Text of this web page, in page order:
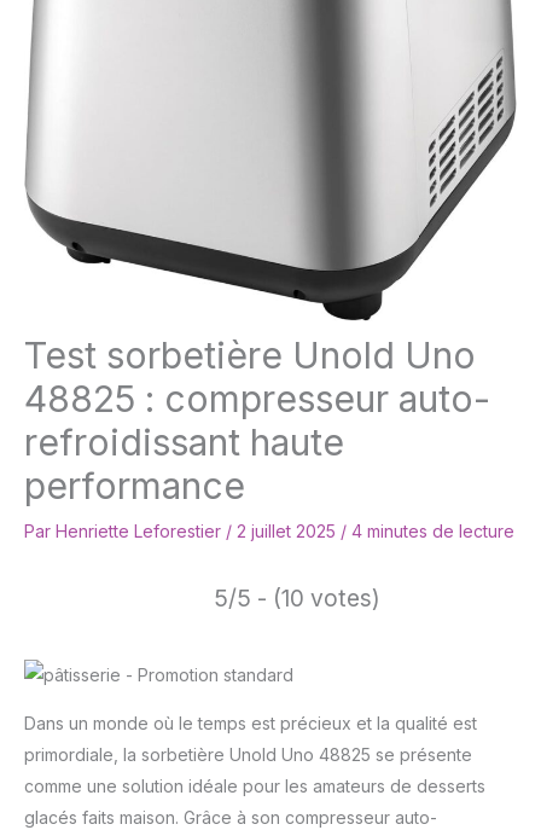
Test sorbetière Unold Uno
48825 : compresseur auto-
refroidissant haute
performance
Par Henriette Leforestier / 2 juillet 2025 / 4 minutes de lecture
5/5 - (10 votes)
Dans un monde où le temps est précieux et la qualité est
primordiale, la sorbetière Unold Uno 48825 se présente
comme une solution idéale pour les amateurs de desserts
glacés faits maison. Grâce à son compresseur auto-